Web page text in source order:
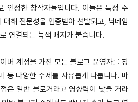
인정한 창작자들입니다. 이들은 특정 주
해 전문성을 입증받아 선발되고, 닉네임
연결되는 녹색 배지가 붙습니다.
버 계정을 가진 모든 블로그 운영자를 칭
등 다양한 주제를 자유롭게 다룹니다. 마
은 일반 블로거라고 영향력이 낮을 거라